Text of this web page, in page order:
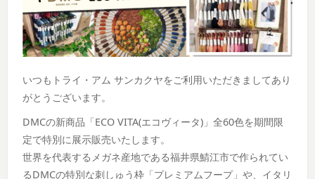
いつもトライ・アム サンカクヤをご利用いただきましてあり
がとうございます。
DMCの新商品「ECO VITA(エコヴィータ)」全60色を期間限
定で特別に展示販売いたします。
世界を代表するメガネ産地である福井県鯖江市で作られてい
るDMCの特別な刺しゅう枠「プレミアムフープ」や、イタリ